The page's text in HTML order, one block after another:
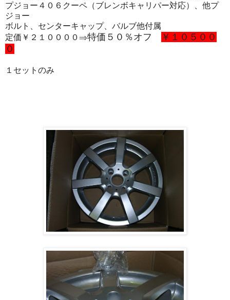
プジョー４０６クーペ（ブレンボキャリパー対応）、他プ
ジョー
ボルト、センターキャップ、バルブ他付属
定価￥２１００００⇒特価５０％オフ
￥１０５００
０
１セットのみ